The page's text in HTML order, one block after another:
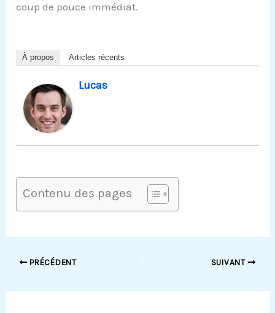
coup de pouce immédiat.
À propos Articles récents
Lucas
Contenu des pages
PRÉCÉDENT SUIVANT